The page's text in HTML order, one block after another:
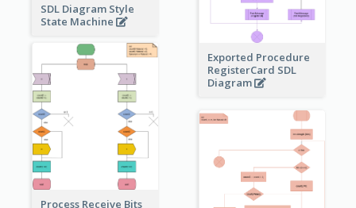
Exported Procedure
RegisterCard SDL
Diagram
SDL Diagram Style
State Machine
Process Receive Bits